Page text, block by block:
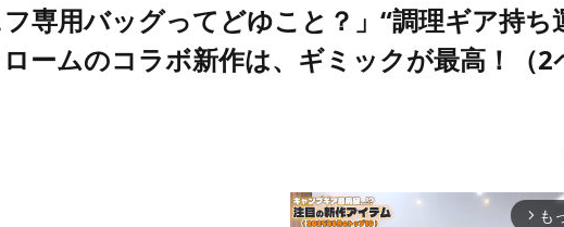
フ専用バッグってどゆこと？」“調理ギア持ち
ームのコラボ新作は、ギミックが最高！（2
arrow_forward_ios も